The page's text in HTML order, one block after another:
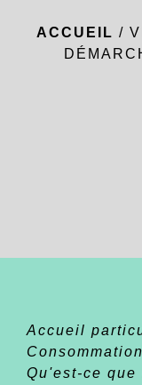
ACCUEIL /
Accueil
Consommation
Qu'est-ce